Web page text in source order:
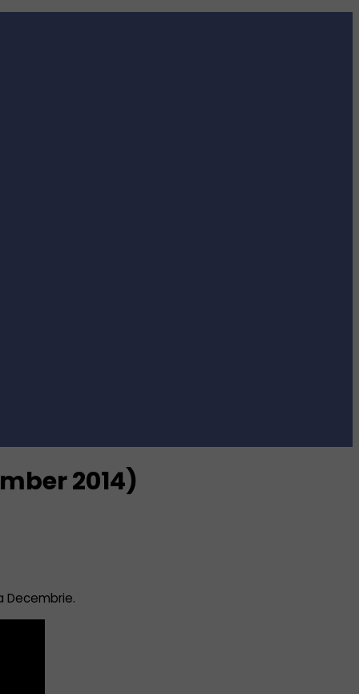
2014)
Decembrie.